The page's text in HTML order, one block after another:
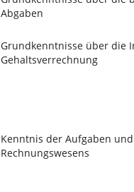
Abgaben
Grundkenntnisse über die
Gehaltsverrechnung
Kenntnis der Aufgaben
Rechnungswesens